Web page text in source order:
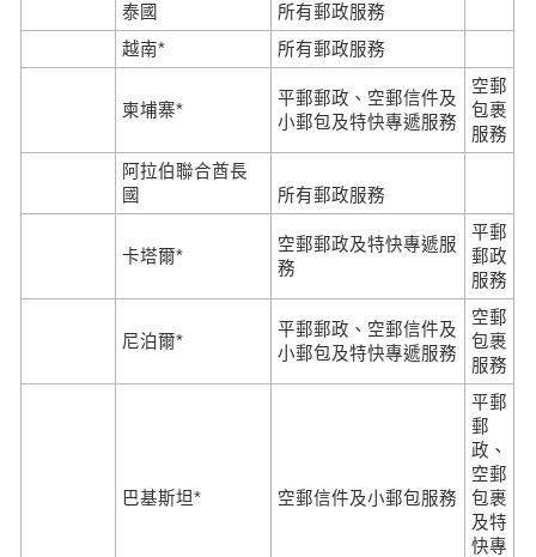
泰國
所有郵政服務
越南*
所有郵政服務
柬埔寨*
平郵郵政、空郵信件及
小郵包及特快專遞服務
空郵
包裹
服務
阿拉伯聯合酋長
國
所有郵政服務
卡塔爾*
空郵郵政及特快專遞服
務
平郵
郵政
服務
尼泊爾*
平郵郵政、空郵信件及
小郵包及特快專遞服務
空郵
包裹
服務
巴基斯坦* 空郵信件及小郵包服務
平郵
郵
政、
空郵
包裹
及特
快專